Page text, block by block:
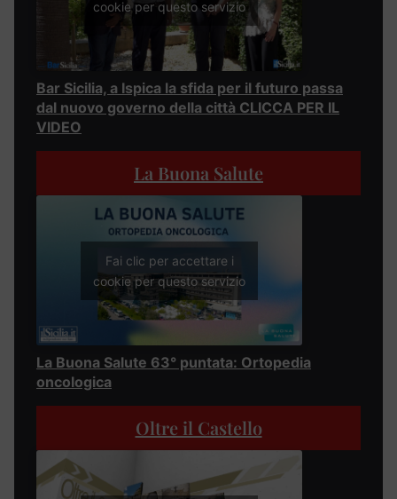
cookie per questo servizio
Bar Sicilia, a Ispica la sfida per il futuro passa
dal nuovo governo della città CLICCA PER IL
VIDEO
La Buona Salute
Fai clic per accettare i
cookie per questo servizio
La Buona Salute 63° puntata: Ortopedia
oncologica
Oltre il Castello